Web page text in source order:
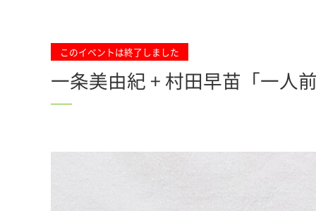
このイベントは終了しました
一条美由紀 + 村田早苗「一人